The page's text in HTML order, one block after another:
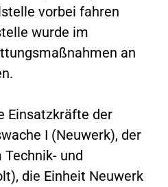
vorbei fahren
wurde im
an
Einsatzkräfte der
I (Neuwerk), der
Technik- und
die Einheit Neuwerk